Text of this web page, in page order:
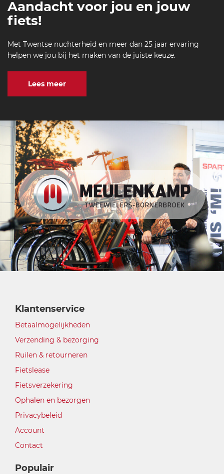
l-
0
Aandacht voor jou en jouw
fiets!
Met Twentse nuchterheid en meer dan 25 jaar ervaring
helpen we jou bij het maken van de juiste keuze.
Lees meer
Klantenservice
Betaalmogelijkheden
Verzending & bezorging
Ruilen & retourneren
Fietslease
Fietsverzekering
Ophalen en bezorgen
Privacybeleid
Account
Contact
Populair